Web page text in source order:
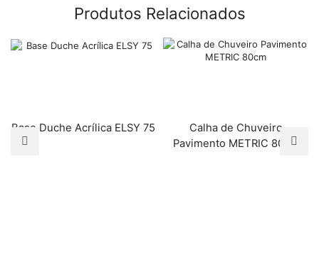
Produtos Relacionados
Base Duche Acrílica ELSY 75
Calha de Chuveiro
Pavimento METRIC 80cm